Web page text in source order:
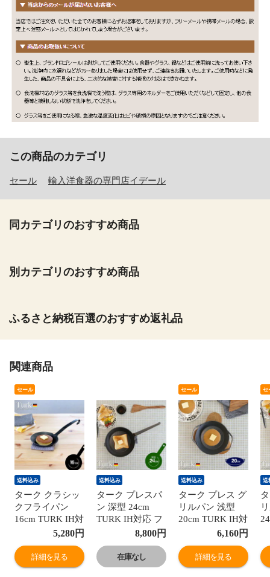
この商品のカテゴリ
セール 輸入洋食器の専門店イデール
同カテゴリのおすすめ商品
別カテゴリのおすすめ商品
ふるさと納税百選のおすすめ返礼品
関連商品
セール
送料込み
ターク クラシッ
クフライパン
16cm TURK IH対
応 【turk ター
ク】【キッチン
用品】
5,280円
詳細を見る
送料込み
ターク プレスパ
ン 深型 24cm
TURK IH対応 フ
ライパン ロース
ト 【turk ター
ク】【キッチン
用品】
8,800円
在庫なし
セール
送料込み
ターク プレス グ
リルパン 浅型
20cm TURK IH対
応 フライパン ロ
ースト 【turk タ
ーク】【キッチ
ン用品】
6,160円
詳細を見る
セ
送